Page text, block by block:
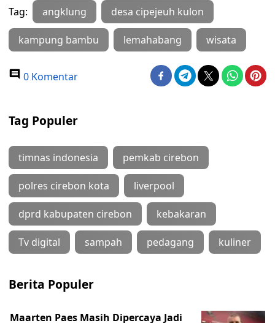
Tag: angklung desa cipejeuh kulon
kampung bambu lemahabang wisata
0 Komentar
Tag Populer
timnas indonesia pemkab cirebon
polres cirebon kota liverpool
dprd kabupaten cirebon kebakaran
Tv digital sampah pedagang kuliner
Berita Populer
Maarten Paes Masih Dipercaya Jadi